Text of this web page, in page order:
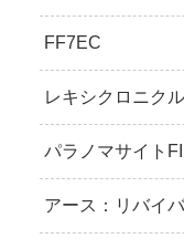
FF7EC
レキシクロニクル
パラノマサイト
アース：リバイ